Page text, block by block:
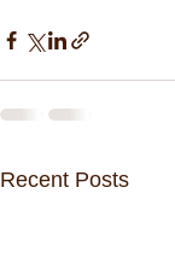
Recent Posts